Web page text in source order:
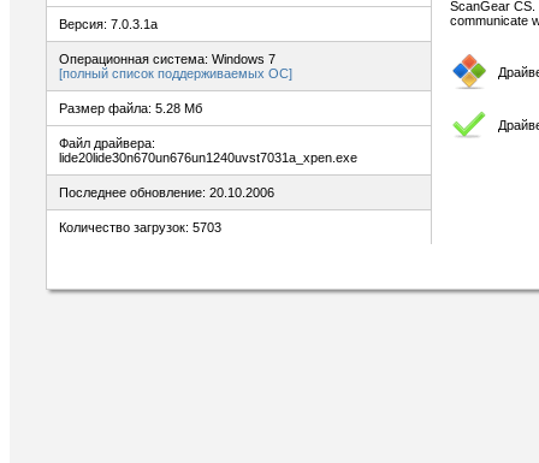
Версия: 7.0.3.1a
Операционная система: Windows 7
[полный список поддерживаемых ОС]
Размер файла: 5.28 Мб
Файл драйвера:
lide20lide30n670un676un1240uvst7031a_xpen.exe
Последнее обновление: 20.10.2006
Количество загрузок: 5703
ScanGear
communicate